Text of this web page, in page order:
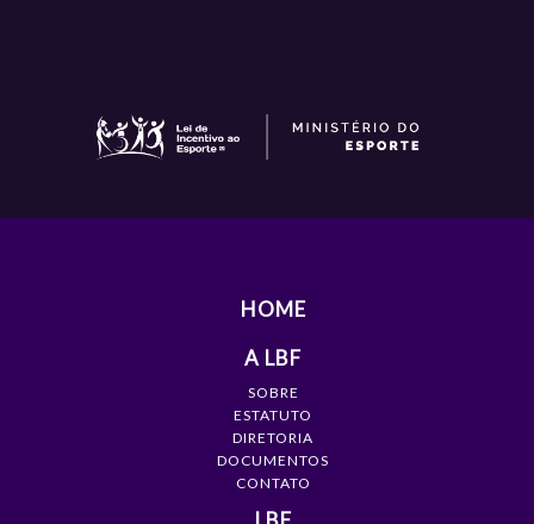
HOME
A LBF
SOBRE
ESTATUTO
DIRETORIA
DOCUMENTOS
CONTATO